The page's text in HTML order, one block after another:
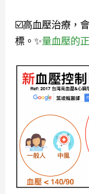
☑️高血壓治療，
標。✨量血壓的